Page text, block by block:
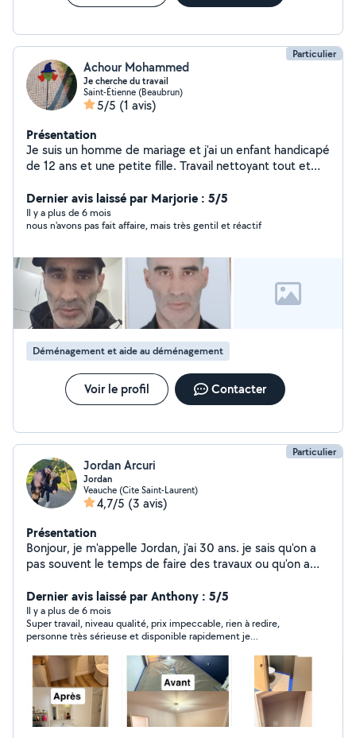
Particulier
Achour Mohammed
Je cherche du travail
Saint-Étienne (Beaubrun)
5/5 (1 avis)
Présentation
Je suis un homme de mariage et j'ai un enfant handicapé
de 12 ans et une petite fille. Travail nettoyant tout et
famille Et mon fils est handicapé Et désherber le jardin
Laver un tapis et déchets
Dernier avis laissé par Marjorie : 5/5
Il y a plus de 6 mois
nous n'avons pas fait affaire, mais très gentil et réactif
Déménagement et aide au déménagement
Voir le profil Contacter
Particulier
Jordan Arcuri
Jordan
Veauche (Cite Saint-Laurent)
4,7/5 (3 avis)
Présentation
Bonjour, je m'appelle Jordan, j'ai 30 ans. je sais qu'on a
pas souvent le temps de faire des travaux ou qu'on a
donc je propose mes services que je ferais avec plaisir .
Je suis une personne souriante, dynamique et qui aime
le travail bien fait .
Dernier avis laissé par Anthony : 5/5
Il y a plus de 6 mois
Super travail, niveau qualité, prix impeccable, rien à redire,
personne très sérieuse et disponible rapidement je